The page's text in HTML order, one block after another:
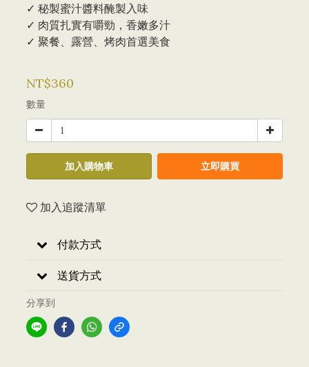
✓ 秘製蜜汁醬料醃製入味
✓ 肉質扎實有嚼勁，香嫩多汁
✓ 聚餐、露營、烤肉首選美食
NT$360
數量
加入購物車 立即購買
加入追蹤清單
付款方式
送貨方式
分享到